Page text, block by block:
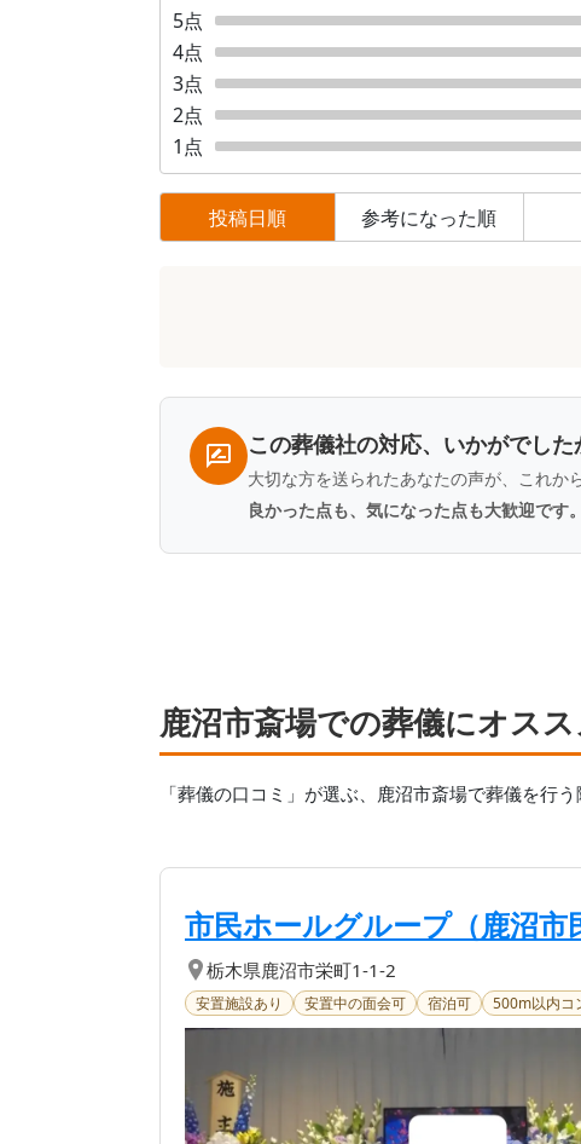
5点
4点
3点
2点
1 点
投稿日順 参考になった順
この葬儀社の対応、いかがでした
大切な方を送られたあなたの声が、これか
良かった点も、気になった点も大歓迎です。
鹿沼市斎場での葬儀にオス
「葬儀の口コミ」が選ぶ、 鹿沼市斎場で葬儀を行う
【第1位】
市民ホールグループ（鹿沼市
栃木県鹿沼市栄町1-1-2
安置施設あり 安置中の面会可 宿泊可 500m以内コ